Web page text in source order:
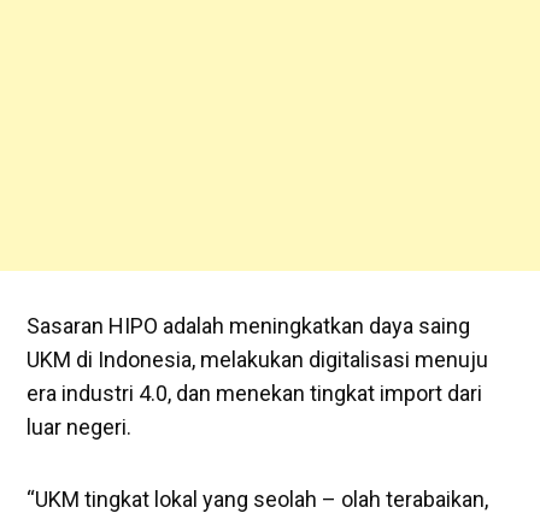
Sasaran HIPO adalah meningkatkan daya saing
UKM di Indonesia, melakukan digitalisasi menuju
era industri 4.0, dan menekan tingkat import dari
luar negeri.
“UKM tingkat lokal yang seolah – olah terabaikan,